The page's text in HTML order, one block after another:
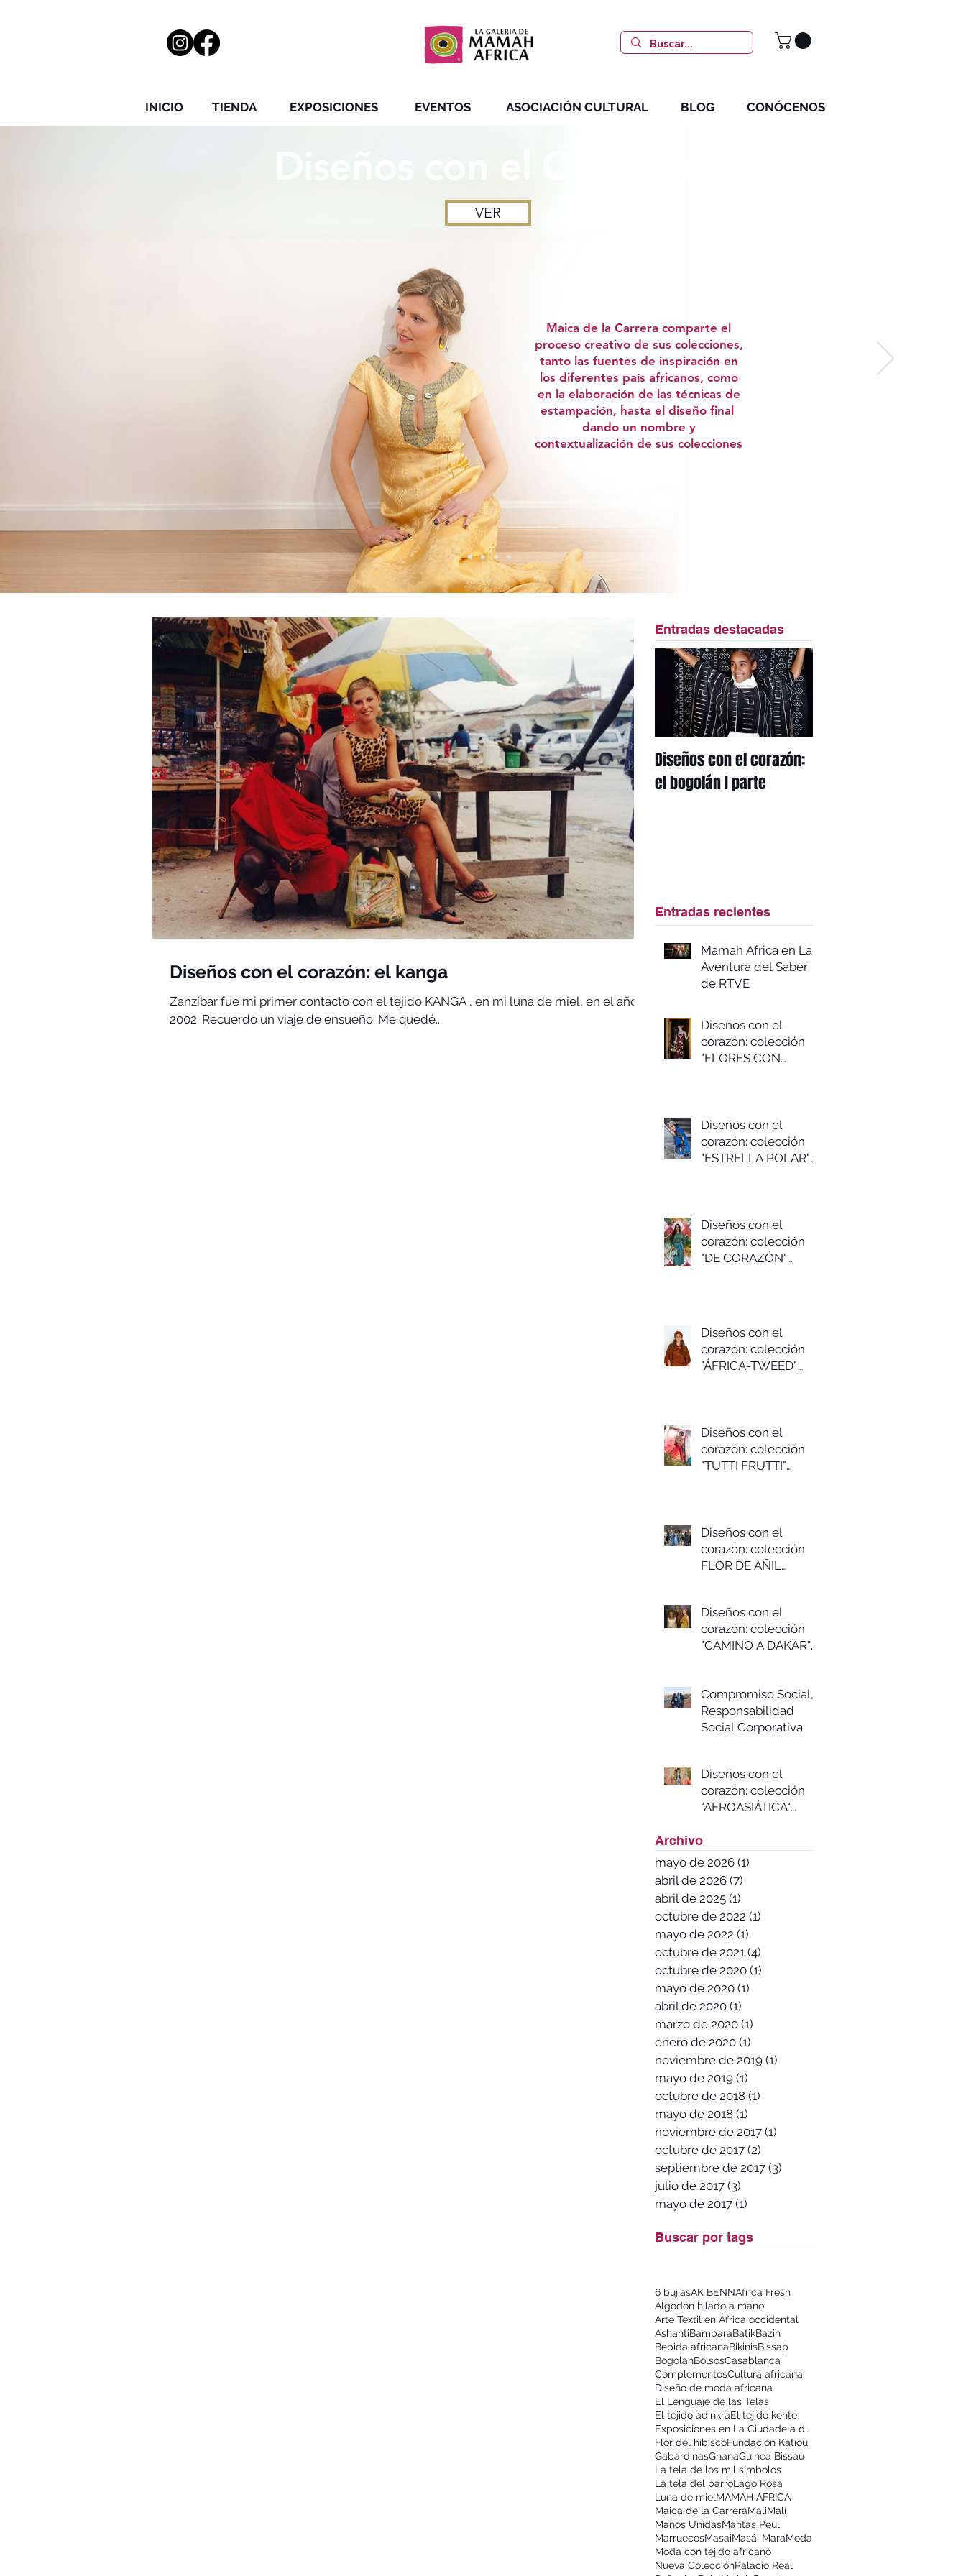
INICIO TIENDA EXPOSICIONES EVENTOS ASOCIACIÓN CULTURAL BLOG CONÓCENOS
VER
Maica de la Carrera comparte el
proceso creativo de sus colecciones,
tanto las fuentes de inspiración en
los diferentes país africanos, como
en la elaboración de las técnicas de
estampación, hasta el diseño final
dando un nombre y
contextualización de sus colecciones
Diseños con el corazón: el kanga
Zanzíbar fue mi primer contacto con el tejido KANGA , en mi luna de miel, en el año
2002. Recuerdo un viaje de ensueño. Me quedé...
Entradas destacadas
Diseños con el corazón:
el bogolán I parte
Entradas recientes
Mamah Africa en La
Aventura del Saber
de RTVE
Diseños con el
corazón: colección
"FLORES CON
Diseños con el
corazón: colección
"ESTRELLA POLAR"
Diseños con el
corazón: colección
"DE CORAZÓN"
Diseños con el
corazón: colección
"ÁFRICA-TWEED"
Diseños con el
corazón: colección
"TUTTI FRUTTI"
Diseños con el
corazón: colección
FLOR DE AÑIL
Diseños con el
corazón: colección
"CAMINO A DAKAR"
Compromiso Social,
Responsabilidad
Social Corporativa
Diseños con el
corazón: colección
"AFROASIÁTICA"
2022/23
Archivo
mayo de 2026 (1)
abril de 2026 (7)
abril de 2025 (1)
octubre de 2022 (1)
mayo de 2022 (1)
octubre de 2021 (4)
octubre de 2020 (1)
mayo de 2020 (1)
abril de 2020 (1)
marzo de 2020 (1)
enero de 2020 (1)
noviembre de 2019 (1)
mayo de 2019 (1)
octubre de 2018 (1)
mayo de 2018 (1)
noviembre de 2017 (1)
octubre de 2017 (2)
septiembre de 2017 (3)
julio de 2017 (3)
mayo de 2017 (1)
Buscar por tags
6 bujíasAK BENNAfrica Fresh
Algodón hilado a mano
Arte Textil en África occidental
AshantiBambaraBatikBazin
Bebida africanaBikinisBissap
BogolanBolsosCasablanca
ComplementosCultura africana
Diseño de moda africana
El Lenguaje de las Telas
El tejido adinkraEl tejido kente
Exposiciones en La Ciudadela de Pamplona
Flor del hibiscoFundación Katiou
GabardinasGhanaGuinea Bissau
La tela de los mil símbolos
La tela del barroLago Rosa
Luna de mielMAMAH AFRICA
Maica de la CarreraMaliMalí
Manos UnidasMantas Peul
MarruecosMasaiMasái MaraModa
Moda con tejido africano
Nueva ColecciónPalacio Real